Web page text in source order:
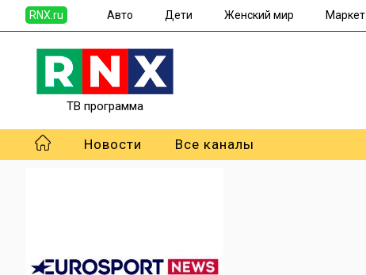
RNX.ru Авто Дети Женский мир Маркет
ТВ программа
Новости Все каналы